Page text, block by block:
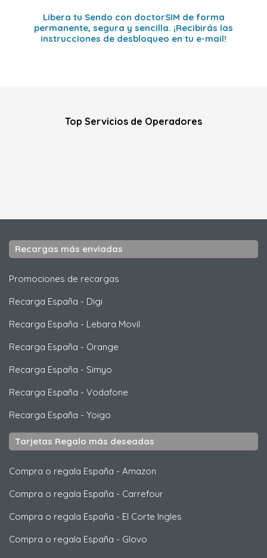
Libera tu Sendo con doctorSIM de forma
permanente, segura y sencilla. ¡Recibirás las
instrucciones de desbloqueo en tu e-mail!
Top Servicios de Operadores
Recargas más enviadas
Promociones de recargas
Recarga España - Digi
Recarga España - Lebara Movil
Recarga España - Orange
Recarga España - Simyo
Recarga España - Vodafone
Recarga España - Yoigo
Tarjetas Regalo más deseadas
Compra o regala España - Amazon
Compra o regala España - Carrefour
Compra o regala España - El Corte Ingles
Compra o regala España - Glovo